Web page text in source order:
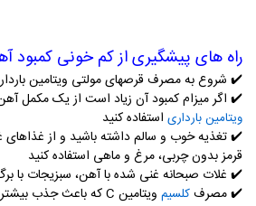
راه های پیشگیری از کم خونی کمبود
✔️ شروع به مصرف قرصهای مولتی ویتامین
✔️ اگر میزام کمبود آن زیاد است از یک مکمل آهن
ویتامین بارداری استفاده کنید
✔️تغذیه خوب و سالم داشته باشید و از
قرمز بدون چربی، مرغ و ماهی استفاده کنید
✔️ غلات صبحانه غنی شده با آهن، سبزیجات با
✔️مصرفکلسیم ویتامین C که باعث جذب بیشتر آهن در بدن میشود.